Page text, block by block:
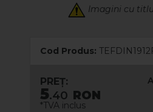
Imagini cu
Cod Produs:
PREȚ:
5.40 RON
*TVA inclus